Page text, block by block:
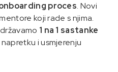
proces. Novi
koji rade s njima.
1 na 1 sastanke
i usmjerenju